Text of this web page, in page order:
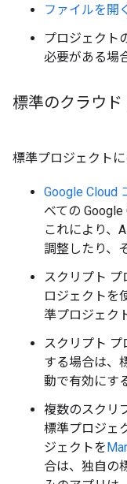
ファイルを開
プロジェクト
必要がある場
標準のクラウド
標準プロジェクトに
Google Cloud
べての Google
これにより、
調整したり、
スクリプト
ロジェクトを
準プロジェク
スクリプト プ
する場合は、
動で有効にす
複数のスクリ
標準プロジェ
ジェクトを
合は、独自の